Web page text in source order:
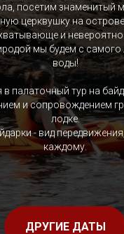
посетим знаменитый
церквушку на
и
мы будем с самого
воды!
в палаточный тур на
и сопровождением
лодке.
- вид
каждому.
ДРУГИЕ ДАТЫ